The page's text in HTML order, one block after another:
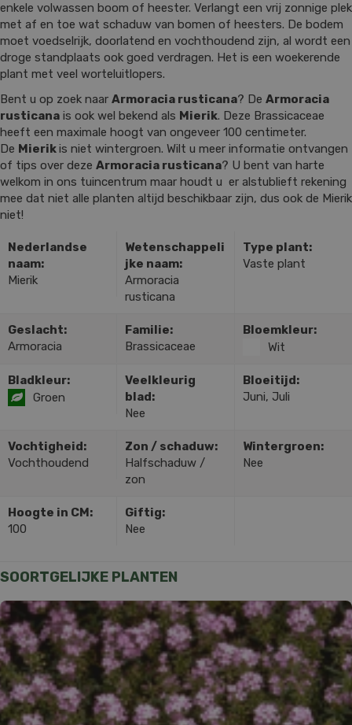
enkele volwassen boom of heester. Verlangt een vrij zonnige plek
met af en toe wat schaduw van bomen of heesters. De bodem
moet voedselrijk, doorlatend en vochthoudend zijn, al wordt een
droge standplaats ook goed verdragen. Het is een woekerende
plant met veel worteluitlopers.
Bent u op zoek naar Armoracia rusticana? De Armoracia
rusticana is ook wel bekend als Mierik. Deze Brassicaceae
heeft een maximale hoogt van ongeveer 100 centimeter.
De Mierikis niet wintergroen. Wilt u meer informatie ontvangen
of tips over deze Armoracia rusticana? U bent van harte
welkom in ons tuincentrum maar houdt u er alstublieft rekening
mee dat niet alle planten altijd beschikbaar zijn, dus ook de Mierik
niet!
Nederlandse
naam:
Mierik
Wetenschappeli
jke naam:
Armoracia
rusticana
Type plant:
Vaste plant
Geslacht:
Armoracia
Familie:
Brassicaceae
Bloemkleur:
Wit
Bladkleur:
Groen
Veelkleurig
blad:
Nee
Bloeitijd:
Juni, Juli
Vochtigheid:
Vochthoudend
Zon / schaduw:
Halfschaduw /
zon
Wintergroen:
Nee
Hoogte in CM:
100
Giftig:
Nee
SOORTGELIJKE PLANTEN